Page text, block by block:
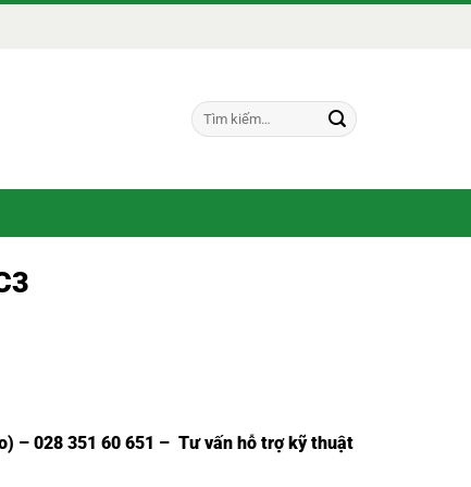
Tìm
kiếm:
– 028 351 60 651 – Tư vấn hỗ trợ kỹ thuật